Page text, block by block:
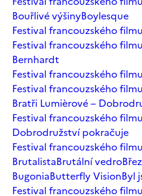
Bouřlivé výšinyBoylesque
Festival francouzského
Festival francouzského
Bernhardt
Festival francouzského
Festival francouzského
Bratři Lumièrové –
Festival francouzského
Dobrodružství pokračuje
Festival francouzského
BrutalistaBrutální vedro
BugoniaButterfly VisionByl
Festival francouzského